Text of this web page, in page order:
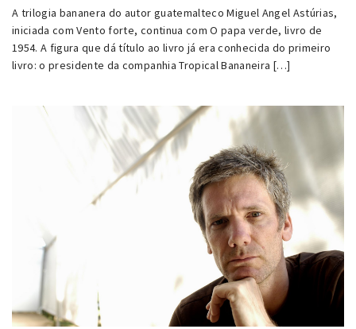
A trilogia bananera do autor guatemalteco Miguel Angel Astúrias,
iniciada com Vento forte, continua com O papa verde, livro de
1954. A figura que dá título ao livro já era conhecida do primeiro
livro: o presidente da companhia Tropical Bananeira […]